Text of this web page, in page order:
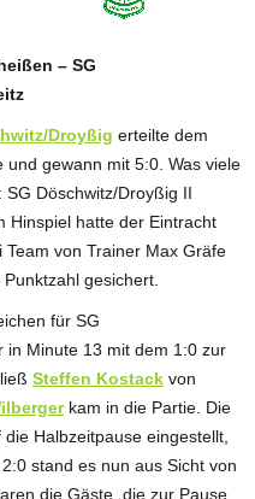
– SG
Droyßig erteilte dem
und gewann mit 5:0. Was viele
Döschwitz/Droyßig II
Hinspiel hatte der Eintracht
von Trainer Max Gräfe
gesichert.
für SG
in Minute 13 mit dem 1:0 zur
Steffen Kostack von
kam in die Partie. Die
Halbzeitpause eingestellt,
stand es nun aus Sicht von
die Gäste, die zur Pause